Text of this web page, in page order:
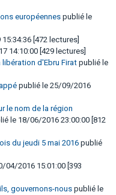
européennes publié le
[472 lectures]
14:10:00 [429 lectures]
d'Ebru Firat publié le
publié le 25/09/2016
le nom de la région
le 18/06/2016 23:00:00 [812
du jeudi 5 mai 2016 publié
04/2016 15:01:00 [393
gouvernons-nous publié le